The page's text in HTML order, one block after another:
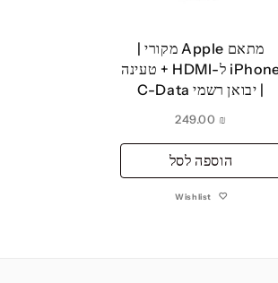
מתאם Apple מקורי |
iPhone ל-HDMI + טעינה
| יבואן רשמי C-Data
₪
הוספה לסל
Wishlist